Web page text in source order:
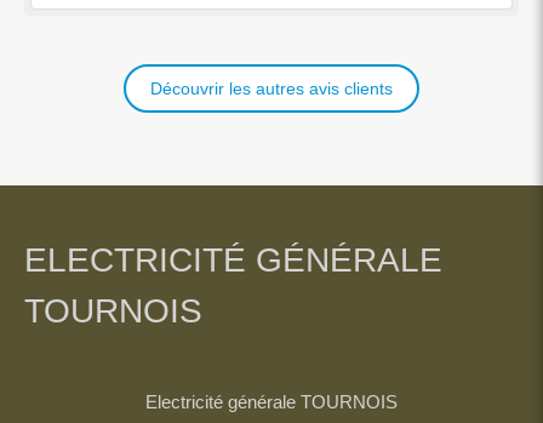
Découvrir les autres avis clients
ELECTRICITÉ GÉNÉRALE
TOURNOIS
Electricité générale TOURNOIS